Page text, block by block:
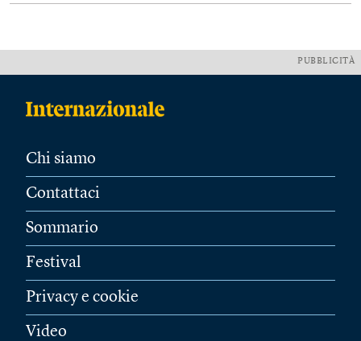
PUBBLICITÀ
Chi siamo
Contattaci
Sommario
Festival
Privacy e cookie
Video